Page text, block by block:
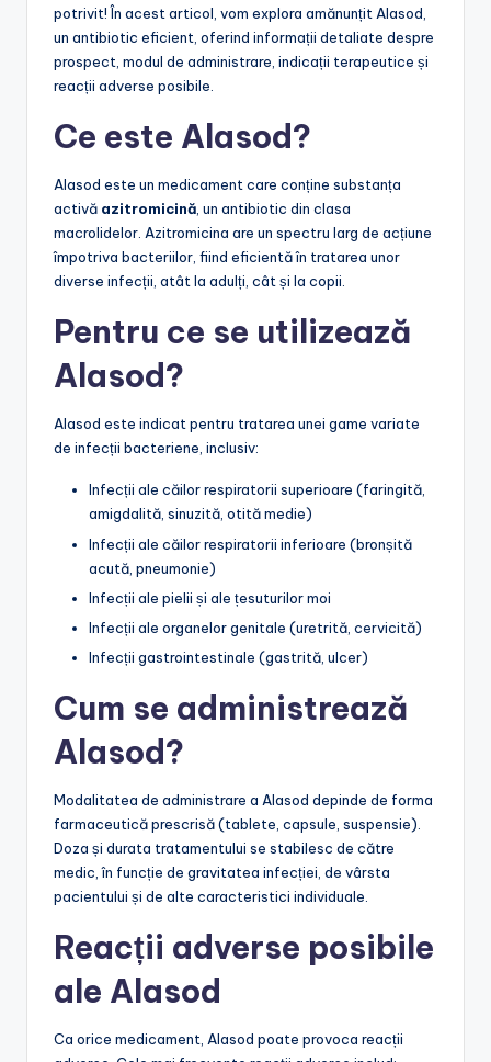
potrivit! În acest articol, vom explora amănunțit Alasod,
un antibiotic eficient, oferind informații detaliate despre
prospect, modul de administrare, indicații terapeutice și
reacții adverse posibile.
Ce este Alasod?
Alasod este un medicament care conține substanța
activă azitromicină, un antibiotic din clasa
macrolidelor. Azitromicina are un spectru larg de acțiune
împotriva bacteriilor, fiind eficientă în tratarea unor
diverse infecții, atât la adulți, cât și la copii.
Pentru ce se utilizează
Alasod?
Alasod este indicat pentru tratarea unei game variate
de infecții bacteriene, inclusiv:
Infecții ale căilor respiratorii superioare (faringită,
amigdalită, sinuzită, otită medie)
Infecții ale căilor respiratorii inferioare (bronșită
acută, pneumonie)
Infecții ale pielii și ale țesuturilor moi
Infecții ale organelor genitale (uretrită, cervicită)
Infecții gastrointestinale (gastrită, ulcer)
Cum se administrează
Alasod?
Modalitatea de administrare a Alasod depinde de forma
farmaceutică prescrisă (tablete, capsule, suspensie).
Doza și durata tratamentului se stabilesc de către
medic, în funcție de gravitatea infecției, de vârsta
pacientului și de alte caracteristici individuale.
Reacții adverse posibile
ale Alasod
Ca orice medicament, Alasod poate provoca reacții